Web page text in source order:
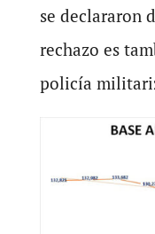
se declararon
rechazo es
policía